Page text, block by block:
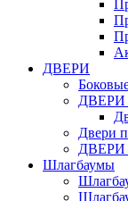
ДВЕРИ
ДВЕРИ
Двери
ДВЕРИ
Шлагбаумы